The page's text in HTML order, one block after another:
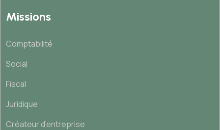
Missions
Comptabilité
Social
Fiscal
Juridique
Créateur d’entreprise